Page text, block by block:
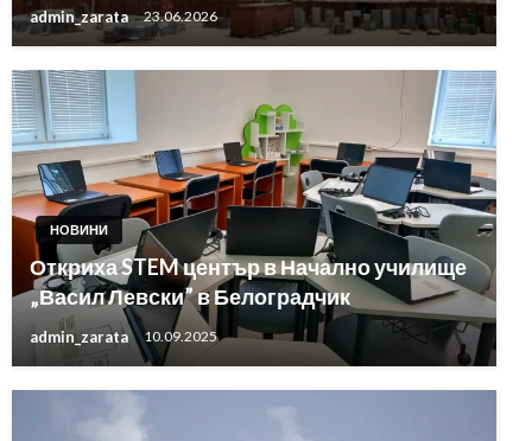
admin_zarata 23.06.2026
НОВИНИ
Откриха STEM център в Начално училище
„Васил Левски” в Белоградчик
admin_zarata 10.09.2025